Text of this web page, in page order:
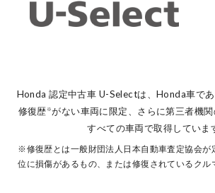
点検・整備のご予約
Honda 認定中古車 U-Selectは、Honda車であ
修復歴 ※がない車両に限定、 さらに第三者機
すべての車両で取得していま
※修復歴とは一般財団法人日本自動車査定協会が
位に損傷があるもの、または修復されているクル